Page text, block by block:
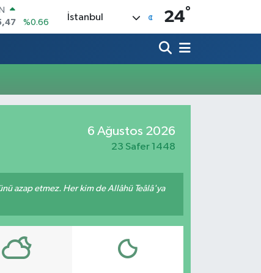
%0.66
%0.22
İstanbul 24°
6 Ağustos 2026
23 Safer 1448
azap etmez. Her kim de Allâhü Teâlâ'ya